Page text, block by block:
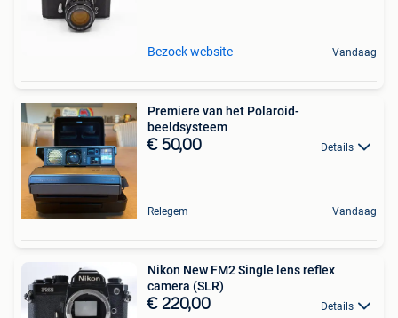
Bezoek website Vandaag
Premiere van het Polaroid-
beeldsysteem
€ 50,00 Details
Relegem Vandaag
Nikon New FM2 Single lens reflex
camera (SLR)
€ 220,00 Details